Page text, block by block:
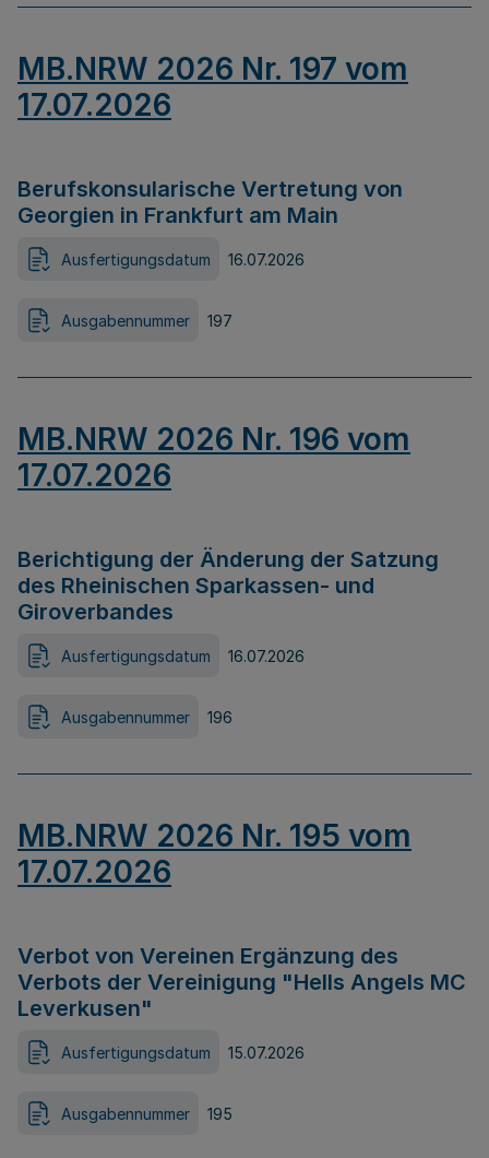
MB.NRW 2026 Nr. 197 vom
17.07.2026
Berufskonsularische Vertretung von
Georgien in Frankfurt am Main
Ausfertigungsdatum 16.07.2026
Ausgabennummer 197
MB.NRW 2026 Nr. 196 vom
17.07.2026
Berichtigung der Änderung der Satzung
des Rheinischen Sparkassen- und
Giroverbandes
Ausfertigungsdatum 16.07.2026
Ausgabennummer 196
MB.NRW 2026 Nr. 195 vom
17.07.2026
Verbot von Vereinen Ergänzung des
Verbots der Vereinigung "Hells Angels MC
Leverkusen"
Ausfertigungsdatum 15.07.2026
Ausgabennummer 195